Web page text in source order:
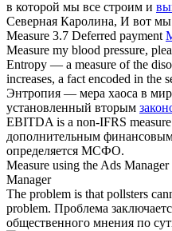
в которой мы все строим и
Северная Каролина, И вот
Measure 3.7 Deferred payment
Measure my blood pressure,
Entropy — a measure of the
increases, a fact encoded in the
Энтропия — мера хаоса в
установленный вторым
EBITDA is a non-IFRS measure
дополнительным
определяется МСФО.
Measure using the Ads Manager
Manager
The problem is that pollsters
problem. Проблема
общественного мнения по